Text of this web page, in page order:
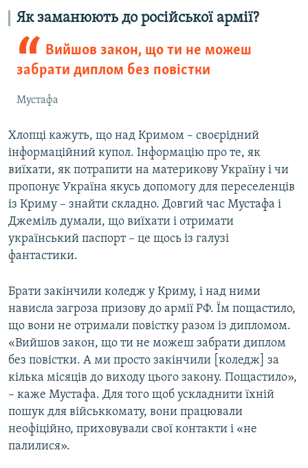
Як заманюють до російської армії?
Вийшов закон, що ти не можеш
забрати диплом без повістки
Мустафа
Хлопці кажуть, що над Кримом – своєрідний
інформаційний купол. Інформацію про те, як
виїхати, як потрапити на материкову Україну і чи
пропонує Україна якусь допомогу для переселенців
із Криму – знайти складно. Довгий час Мустафа і
Джеміль думали, що виїхати і отримати
український паспорт – це щось із галузі
фантастики.
Брати закінчили коледж у Криму, і над ними
нависла загроза призову до армії РФ. Їм пощастило,
що вони не отримали повістку разом із дипломом.
«Вийшов закон, що ти не можеш забрати диплом
без повістки. А ми просто закінчили [коледж] за
кілька місяців до виходу цього закону. Пощастило»,
– каже Мустафа. Для того щоб ускладнити їхній
пошук для військкомату, вони працювали
неофіційно, приховували свої контакти і «не
палилися».